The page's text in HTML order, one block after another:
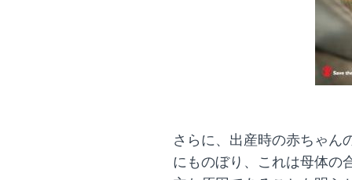
さらに、出産時の赤ちゃん
にものぼり、これは母体の